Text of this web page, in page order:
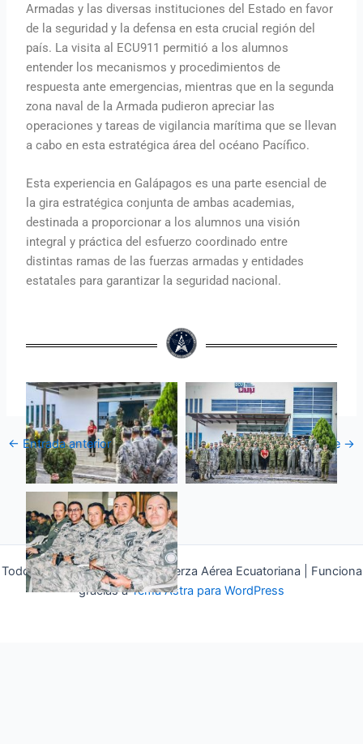
Armadas y las diversas instituciones del Estado en favor
de la seguridad y la defensa en esta crucial región del
país. La visita al ECU911 permitió a los alumnos
entender los mecanismos y procedimientos de
respuesta ante emergencias, mientras que en la segunda
zona naval de la Armada pudieron apreciar las
operaciones y tareas de vigilancia marítima que se llevan
a cabo en esta estratégica área del océano Pacífico.
Esta experiencia en Galápagos es una parte esencial de
la gira estratégica conjunta de ambas academias,
destinada a proporcionar a los alumnos una visión
integral y práctica del esfuerzo coordinado entre
distintas ramas de las fuerzas armadas y entidades
estatales para garantizar la seguridad nacional.
← Entrada anterior Entrada siguiente →
Todos los derechos © 2026 Fuerza Aérea Ecuatoriana | Funciona
gracias aTema Astra para WordPress